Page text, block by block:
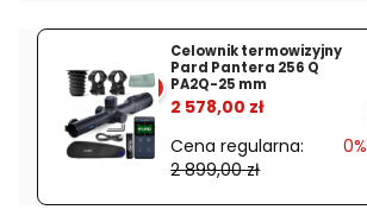
LRF
%
Celownik termowizyjny
Pard Pantera 256 Q
PA2Q-25 mm
2 578,00 zł
Cena regularna:
2 899,00 zł
0%